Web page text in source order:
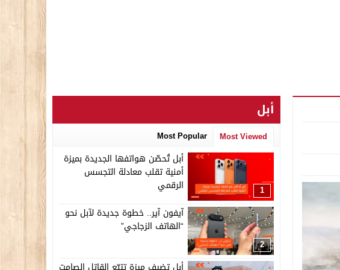
أبل
Most Viewed
Most Popular
1
أبل تُحصّن هواتفها الجديدة بميزة
أمنية تقلب معادلة التجسس
الرقمي
2
آيفون آير.. خطوة جديدة لآبل نحو
“الهاتف الزجاجي”